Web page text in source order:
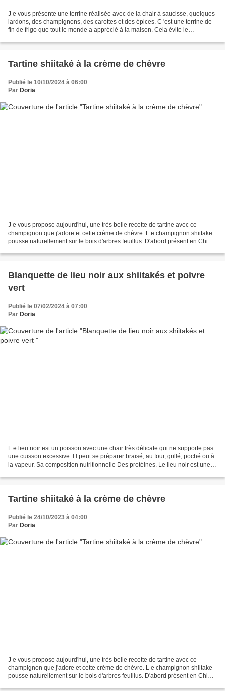
J e vous présente une terrine réalisée avec de la chair à saucisse, quelques
lardons, des champignons, des carottes et des épices. C 'est une terrine de
fin de frigo que tout le monde a apprécié à la maison. Cela évite le
Tartine shiitaké à la crème de chèvre
Publié le 10/10/2024 à 06:00
Par Doria
J e vous propose aujourd'hui, une très belle recette de tartine avec ce
champignon que j'adore et cette crème de chèvre. L e champignon shiitake
pousse naturellement sur le bois d'arbres feuillus. D'abord présent en Chine,
Blanquette de lieu noir aux shiitakés et poivre
vert
Publié le 07/02/2024 à 07:00
Par Doria
L e lieu noir est un poisson avec une chair très délicate qui ne supporte pas
une cuisson excessive. I l peut se préparer braisé, au four, grillé, poché ou à
la vapeur. Sa composition nutritionnelle Des protéines. Le lieu noir est une
Tartine shiitaké à la crème de chèvre
Publié le 24/10/2023 à 04:00
Par Doria
J e vous propose aujourd'hui, une très belle recette de tartine avec ce
champignon que j'adore et cette crème de chèvre. L e champignon shiitake
pousse naturellement sur le bois d'arbres feuillus. D'abord présent en Chine,